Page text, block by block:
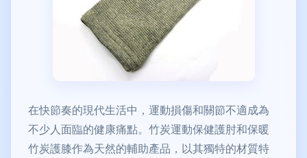
在快節奏的現代生活中，運動損傷和關節不適成為
不少人面臨的健康痛點。竹炭運動保健護肘和保暖
竹炭護膝作為天然的輔助產品，以其獨特的材質特